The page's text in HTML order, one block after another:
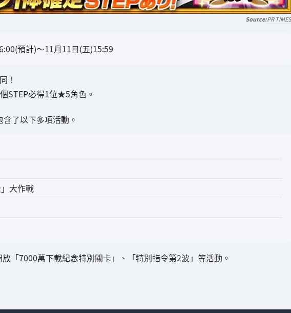
PR TIMES
預計)～11月11日(五)15:59
！
STEP必得1位★5角色。
了以下多項活動。
大作戰
「7000萬下載紀念特別關卡」、「特別指令第2波」等活動。